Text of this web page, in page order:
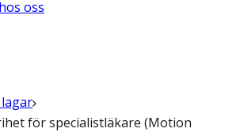
oss
för specialistläkare (Motion